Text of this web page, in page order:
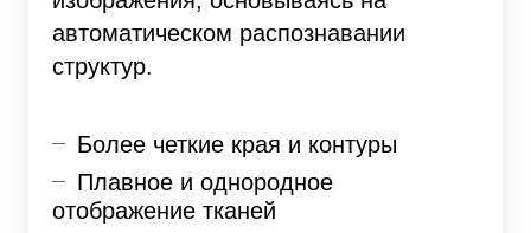
автоматическом распознавании
структур.
Более четкие края и контуры
Плавное и однородное
отображение тканей